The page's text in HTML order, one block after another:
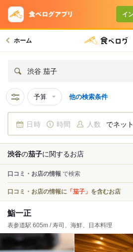
イ
ホーム
渋谷 茄子
予算 他の検索条件
日時 時間 人数 でネッ
渋谷の茄子に関するお店
口コミ・お店の情報 で検索
口コミ・お店の情報に 「茄子」 を含むお店
鮨一正
表参道駅 605m / 寿司、海鮮、日本料理